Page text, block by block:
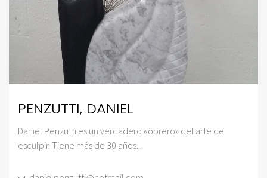
PENZUTTI, DANIEL
Daniel Penzutti es un verdadero «obrero» del arte de
esculpir. Tiene más de 30 años...